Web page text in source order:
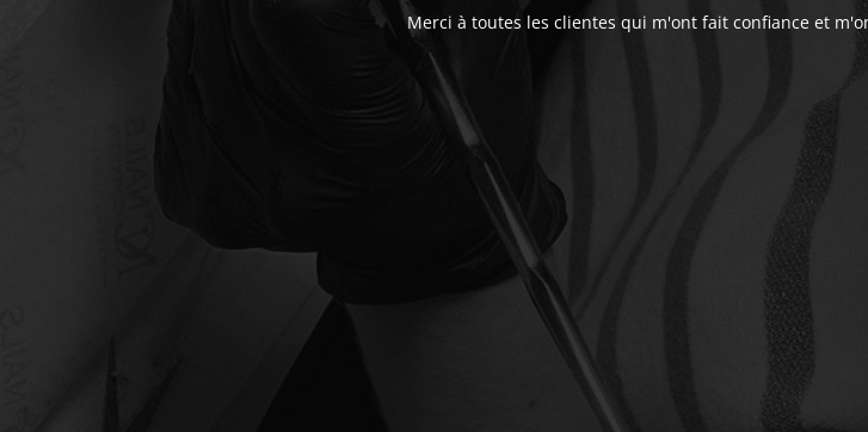
Merci à toutes les clientes qui m'ont fait confiance et